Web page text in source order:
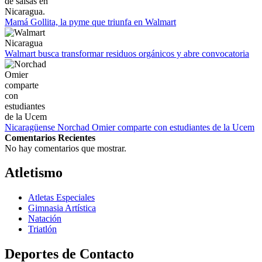
Mamá Gollita, la pyme que triunfa en Walmart
Walmart busca transformar residuos orgánicos y abre convocatoria
Nicaragüense Norchad Omier comparte con estudiantes de la Ucem
Comentarios Recientes
No hay comentarios que mostrar.
Atletismo
Atletas Especiales
Gimnasia Artística
Natación​
Triatlón​
Deportes de Contacto